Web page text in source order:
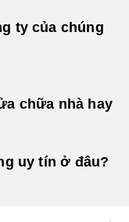
ty của chúng
chữa nhà hay
uy tín ở đâu?